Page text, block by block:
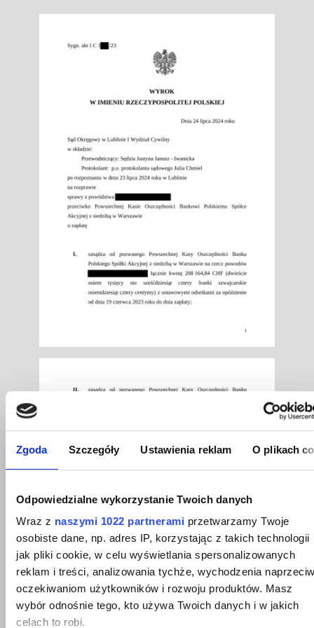
Zgoda Szczegóły Ustawienia reklam O plikach
Odpowiedzialne wykorzystanie Twoich danych
Wraz z naszymi 1022 partnerami przetwarzamy Twoje
osobiste dane, np. adres IP, korzystając z takich technologii
jak pliki cookie, w celu wyświetlania spersonalizowanych
reklam i treści, analizowania tychże, wychodzenia
oczekiwaniom użytkowników i rozwoju produktów. Masz
wybór odnośnie tego, kto używa Twoich danych i w jakich
celach to robi.